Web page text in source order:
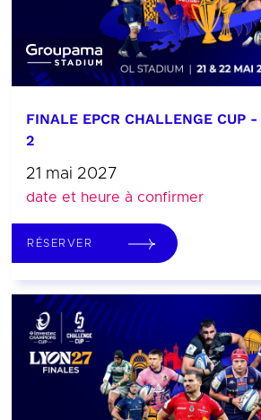
FINALE EPCR CHALLENGE CUP
2
21 mai 2027
date et heure à confirmer
RÉSERVER